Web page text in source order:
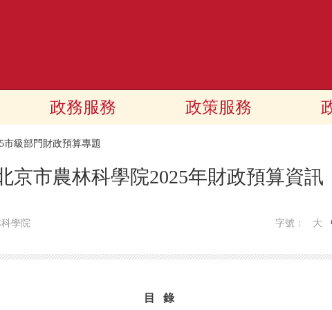
政務服務 政策服務
市級部門財政預算專題
京市農林科學院2025年財政預算資訊
學院 字號： 大
目 錄